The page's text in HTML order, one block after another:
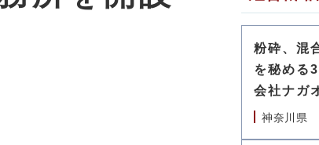
粉砕、混
を秘める
会社ナガ
神奈川県